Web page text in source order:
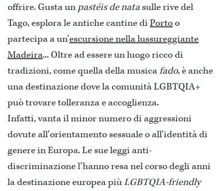
offrire. Gusta un pastéis de nata sulle rive del
Tago, esplora le antiche cantine di Portoo
partecipa a un'escursione nella lussureggiante
Madeira... Oltre ad essere un luogo ricco di
tradizioni, come quella della musicafado, è anche
una destinazione dove la comunità LGBTQIA+
può trovare tolleranza e accoglienza.
Infatti, vanta il minor numero di aggressioni
dovute all'orientamento sessuale o all'identità di
genere in Europa. Le sue leggi anti-
discriminazione l’hanno resa nel corso degli anni
la destinazione europea piùLGBTQIA-friendly